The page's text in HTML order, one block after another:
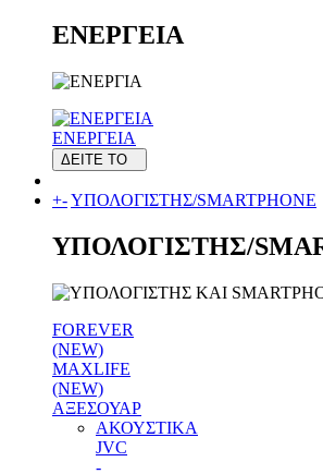
ΕΝΕΡΓΕΙΑ
ΕΝΕΡΓΕΙΑ
ΔΕΙΤΕ ΤΟ
+-ΥΠΟΛΟΓΙΣΤΗΣ/SMARTPHONE
ΥΠΟΛΟΓΙΣΤΗΣ/
FOREVER
(NEW)
MAXLIFE
(NEW)
ΑΞΕΣΟΥΑΡ
ΑΚΟΥΣΤΙΚΑ
JVC
-